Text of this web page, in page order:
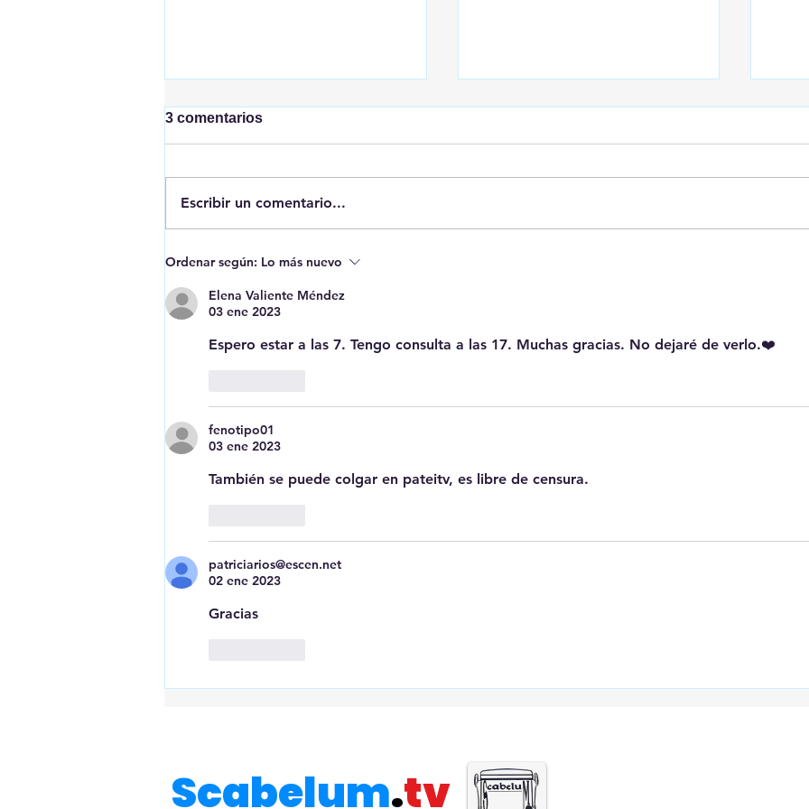
Erase una vez que se era...
los menas
El
3 comentarios
Escribir un comentario...
Ordenar según: Lo más nuevo
Elena Valiente Méndez
03 ene 2023
Espero estar a las 7. Tengo consulta a las 17. Muchas gracias. No dejaré de verlo.❤️
fenotipo01
03 ene 2023
También se puede colgar en pateitv, es libre de censura.
patriciarios@escen.net
02 ene 2023
Gracias
Scabelum.tv